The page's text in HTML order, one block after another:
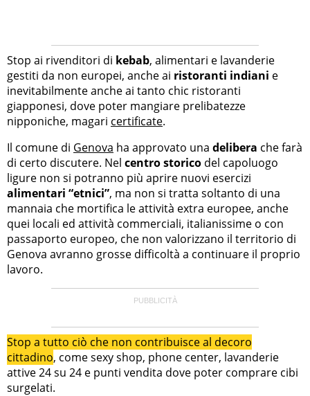
Stop ai rivenditori di kebab, alimentari e lavanderie
gestiti da non europei, anche ai ristoranti indiani e
inevitabilmente anche ai tanto chic ristoranti
giapponesi, dove poter mangiare prelibatezze
nipponiche, magari certificate.
Il comune di Genova ha approvato una delibera che farà
di certo discutere. Nel centro storico del capoluogo
ligure non si potranno più aprire nuovi esercizi
alimentari “etnici”, ma non si tratta soltanto di una
mannaia che mortifica le attività extra europee, anche
quei locali ed attività commerciali, italianissime o con
passaporto europeo, che non valorizzano il territorio di
Genova avranno grosse difficoltà a continuare il proprio
lavoro.
Stop a tutto ciò che non contribuisce al decoro
cittadino, come sexy shop, phone center, lavanderie
attive 24 su 24 e punti vendita dove poter comprare cibi
surgelati.